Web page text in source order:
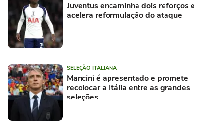
Juventus encaminha dois reforços e
acelera reformulação do ataque
SELEÇÃO ITALIANA
Mancini é apresentado e promete
recolocar a Itália entre as grandes
seleções